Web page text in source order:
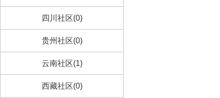
四川社区(0)
贵州社区(0)
云南社区(1)
西藏社区(0)